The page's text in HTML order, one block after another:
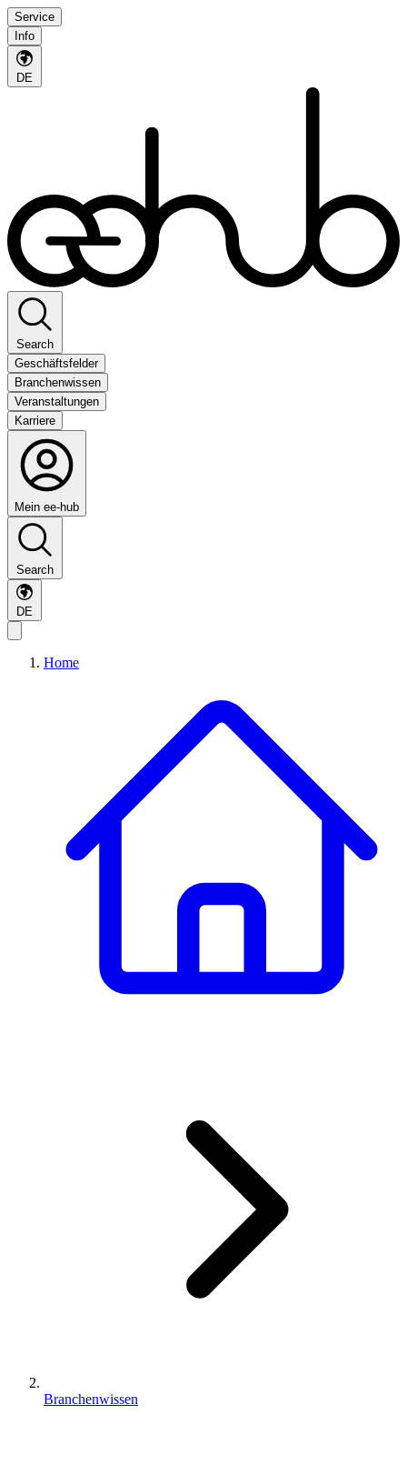
Service
Info
DE
Search
Geschäftsfelder
Branchenwissen
Veranstaltungen
Karriere
Mein ee-hub
Search
DE
Home
Branchenwissen